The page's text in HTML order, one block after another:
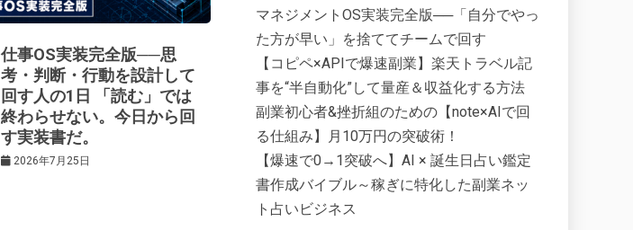
仕事OS実装完全版──思
考・判断・行動を設計して
回す人の1日 「読む」では
終わらせない。今日から回
す実装書だ。
2026年7月25日
マネジメントOS実装完全版──「自分でやっ
た方が早い」を捨ててチームで回す
【コピペ×APIで爆速副業】楽天トラベル記
事を“半自動化”して量産＆収益化する方法
副業初心者&挫折組のための【note×AIで回
る仕組み】月10万円の突破術！
【爆速で0→1突破へ】AI × 誕生日占い鑑定
書作成バイブル～稼ぎに特化した副業ネッ
ト占いビジネス